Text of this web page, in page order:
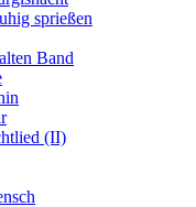
sprießen
Band
(II)